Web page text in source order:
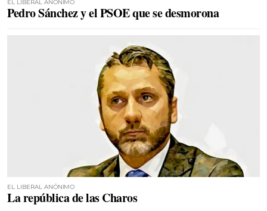
EL LIBERAL ANÓNIMO
Pedro Sánchez y el PSOE que se desmorona
EL LIBERAL ANÓNIMO
La república de las Charos